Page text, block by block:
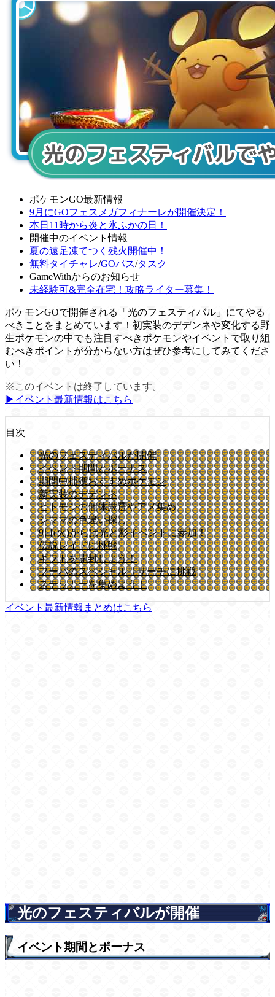
ポケモンGO最新情報
9月にGOフェスメガフィナーレが開催決定！
本日11時から炎と氷ふかの日！
開催中のイベント情報
夏の遠足凍てつく残火開催中！
無料タイチャレ/GOパス/タスク
GameWithからのお知らせ
未経験可&完全在宅！攻略ライター募集！
ポケモンGOで開催される「光のフェスティバル」にてやる
べきことをまとめています！初実装のデデンネや変化する野
生ポケモンの中でも注目すべきポケモンやイベントで取り組
むべきポイントが分からない方はぜひ参考にしてみてくださ
い！
※このイベントは終了しています。
▶イベント最新情報はこちら
目次
光のフェスティバルが開催
イベント期間とボーナス
期間中捕獲おすすめポケモン
新実装のデデンネ
ヒトモシの個体厳選やアメ集め
シママの色違い探し
9日(火)からは光と影イベントに参加！
伝説レイドに挑戦
ギフトを開封しよう！
フーパのスペシャルリサーチに挑戦
ステッカーを集めよう！
イベント最新情報まとめはこちら
光のフェスティバルが開催
イベント期間とボーナス